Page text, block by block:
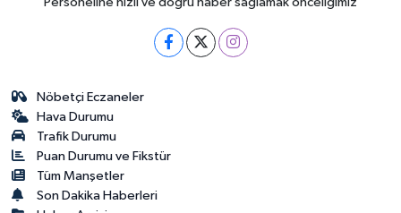
Nöbetçi Eczaneler
Hava Durumu
Trafik Durumu
Puan Durumu ve Fikstür
Tüm Manşetler
Son Dakika Haberleri